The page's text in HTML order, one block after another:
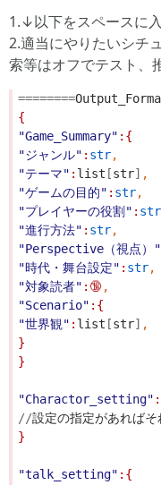
1.↓以下をスペースに
2.適当にやりたいシチ
索等はオフでテスト、
========
{
"Game_Summary" :{
"ジャンル" : str,
"テーマ" : list [str] ,
"ゲームの目的" : str,
"プレイヤーの役割" : str
"進行方法" : str,
"Perspective（視点）"
"時代・舞台設定" : str,
"対象読者" :🔞,
"Scenario" :{
"世界観" : list [str] ,
}
}
"Charactor_setting"
//設定の指定があればそ
}
"talk_setting" :{